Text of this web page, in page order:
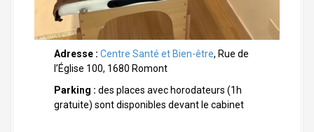
Adresse : Centre Santé et Bien-être, Rue de
l’Église 100, 1680 Romont
Parking : des places avec horodateurs (1h
gratuite) sont disponibles devant le cabinet